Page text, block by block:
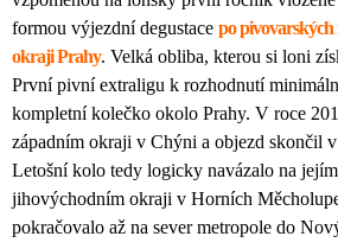
formou výjezdní degustace po pivovarských
okraji Prahy. Velká obliba, kterou si loni
První pivní extraligu k rozhodnutí
kompletní kolečko okolo Prahy. V roce
západním okraji v Chýni a objezd skončil
Letošní kolo tedy logicky navázalo na jejím
jihovýchodním okraji v Horních
pokračovalo až na sever metropole do